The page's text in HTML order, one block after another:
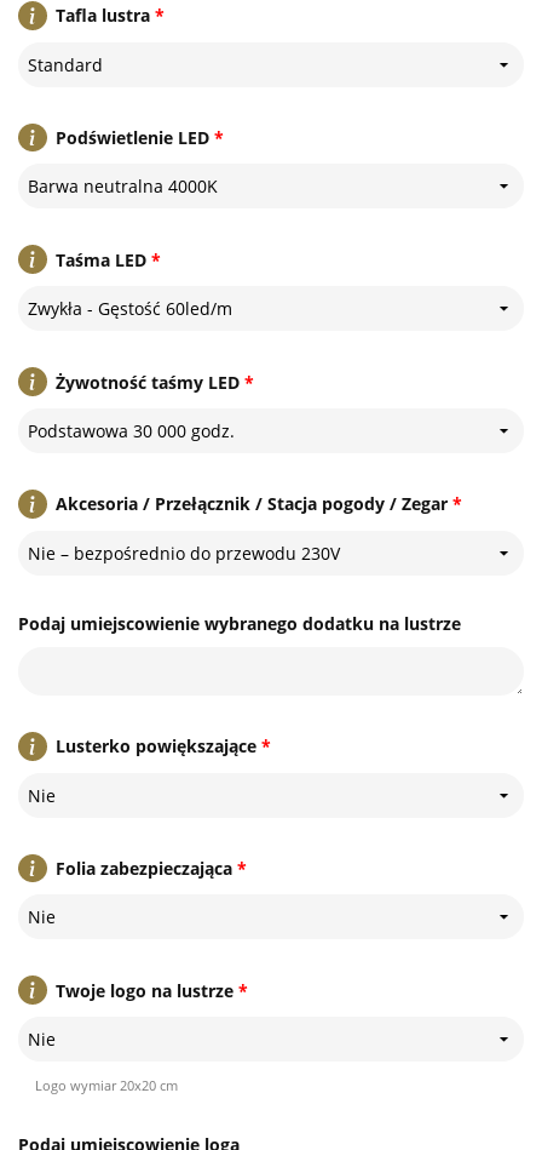
*
Tafla lustra
Standard
*
Podświetlenie LED
Barwa neutralna 4000K
*
Taśma LED
Zwykła - Gęstość 60led/m
*
Żywotność taśmy LED
Podstawowa 30 000 godz.
*
Akcesoria / Przełącznik / Stacja pogody / Zegar
Nie – bezpośrednio do przewodu 230V
Podaj umiejscowienie wybranego dodatku na lustrze
*
Lusterko powiększające
Nie
*
Folia zabezpieczająca
Nie
*
Twoje logo na lustrze
Nie
Logo wymiar 20x20 cm
Podaj umiejscowienie loga